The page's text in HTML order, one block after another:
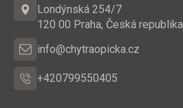
Londýnská 254/7
120 00 Praha, Česká republika
info@chytraopicka.cz
+420799550405